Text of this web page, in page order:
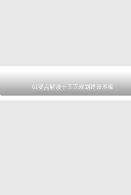
61要点解读十五五规划建设展板